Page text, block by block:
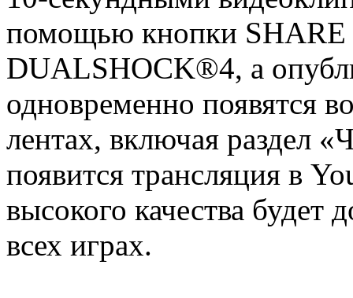
помощью кнопки SHARE
DUALSHOCK®4, а
одновременно появятся
лентах, включая раздел
появится трансляция в
высокого качества будет
всех играх.